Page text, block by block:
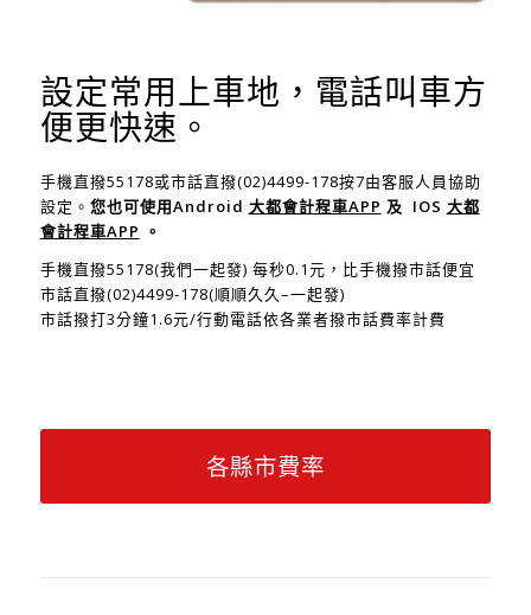
設定常用上車地，電話叫車方
便更快速。
手機直撥55178或市話直撥(02)4499-178按7由客服人員協助
設定。 您也可使用Android 大都會計程車APP 及 IOS 大都
會計程車APP 。
手機直撥55178(我們一起發) 每秒0.1元，比手機撥市話便宜
市話直撥(02)4499-178(順順久久–一起發)
市話撥打3分鐘1.6元/行動電話依各業者撥市話費率計費
各縣市費率